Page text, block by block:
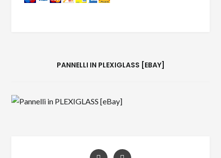
PANNELLI IN PLEXIGLASS [EBAY]